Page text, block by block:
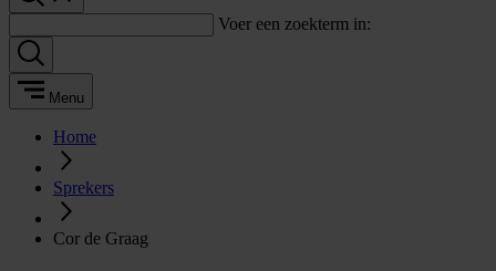
Voer een zoekterm in:
Menu
Home
Sprekers
Cor de Graag